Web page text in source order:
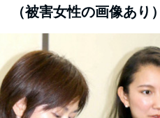
（被害女性の画像あり）